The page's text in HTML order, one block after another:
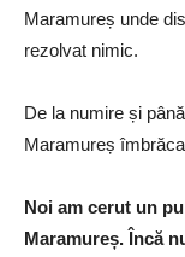
Maramureș unde
rezolvat nimic.
De la numire și
Maramureș
Noi am cerut un
Maramureș. Încă